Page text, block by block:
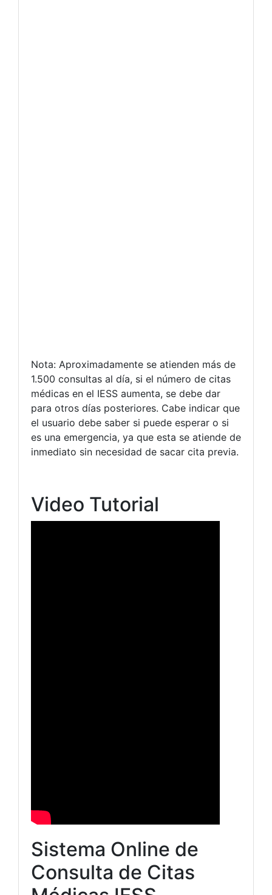
Nota: Aproximadamente se atienden más de
1.500 consultas al día, si el número de citas
médicas en el IESS aumenta, se debe dar
para otros días posteriores. Cabe indicar que
el usuario debe saber si puede esperar o si
es una emergencia, ya que esta se atiende de
inmediato sin necesidad de sacar cita previa.
Video Tutorial
Sistema Online de
Consulta de Citas